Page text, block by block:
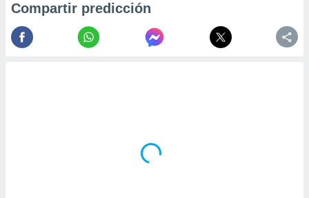
Compartir predicción